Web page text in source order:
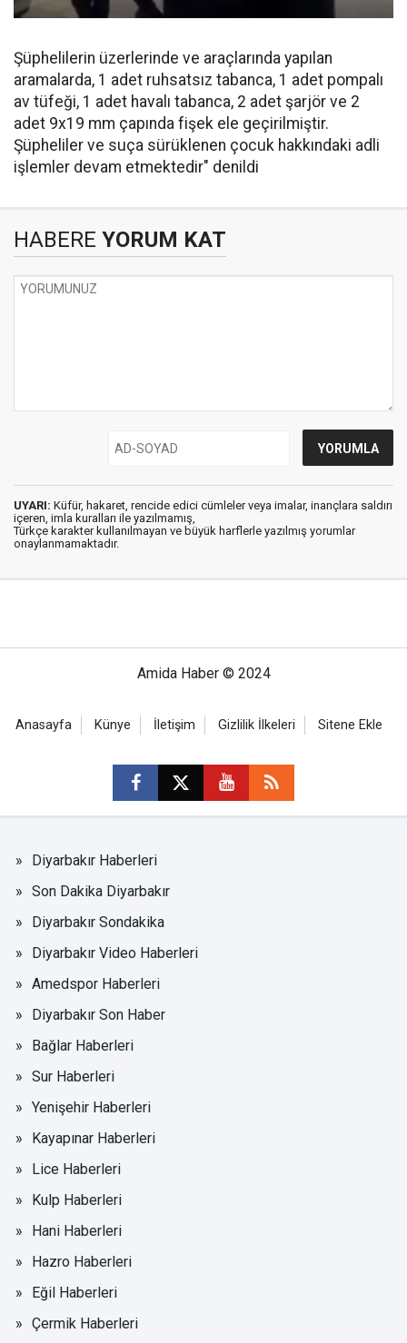
Şüphelilerin üzerlerinde ve araçlarında yapılan
aramalarda, 1 adet ruhsatsız tabanca, 1 adet pompalı
av tüfeği, 1 adet havalı tabanca, 2 adet şarjör ve 2
adet 9x19 mm çapında fişek ele geçirilmiştir.
Şüpheliler ve suça sürüklenen çocuk hakkındaki adli
işlemler devam etmektedir" denildi
HABERE YORUM KAT
UYARI: Küfür, hakaret, rencide edici cümleler veya imalar, inançlara saldırı
içeren, imla kuralları ile yazılmamış,
Türkçe karakter kullanılmayan ve büyük harflerle yazılmış yorumlar
onaylanmamaktadır.
Amida Haber © 2024
Anasayfa Künye İletişim Gizlilik İlkeleri Sitene Ekle
Diyarbakır Haberleri
Son Dakika Diyarbakır
Diyarbakır Sondakika
Diyarbakır Video Haberleri
Amedspor Haberleri
Diyarbakır Son Haber
Bağlar Haberleri
Sur Haberleri
Yenişehir Haberleri
Kayapınar Haberleri
Lice Haberleri
Kulp Haberleri
Hani Haberleri
Hazro Haberleri
Eğil Haberleri
Çermik Haberleri